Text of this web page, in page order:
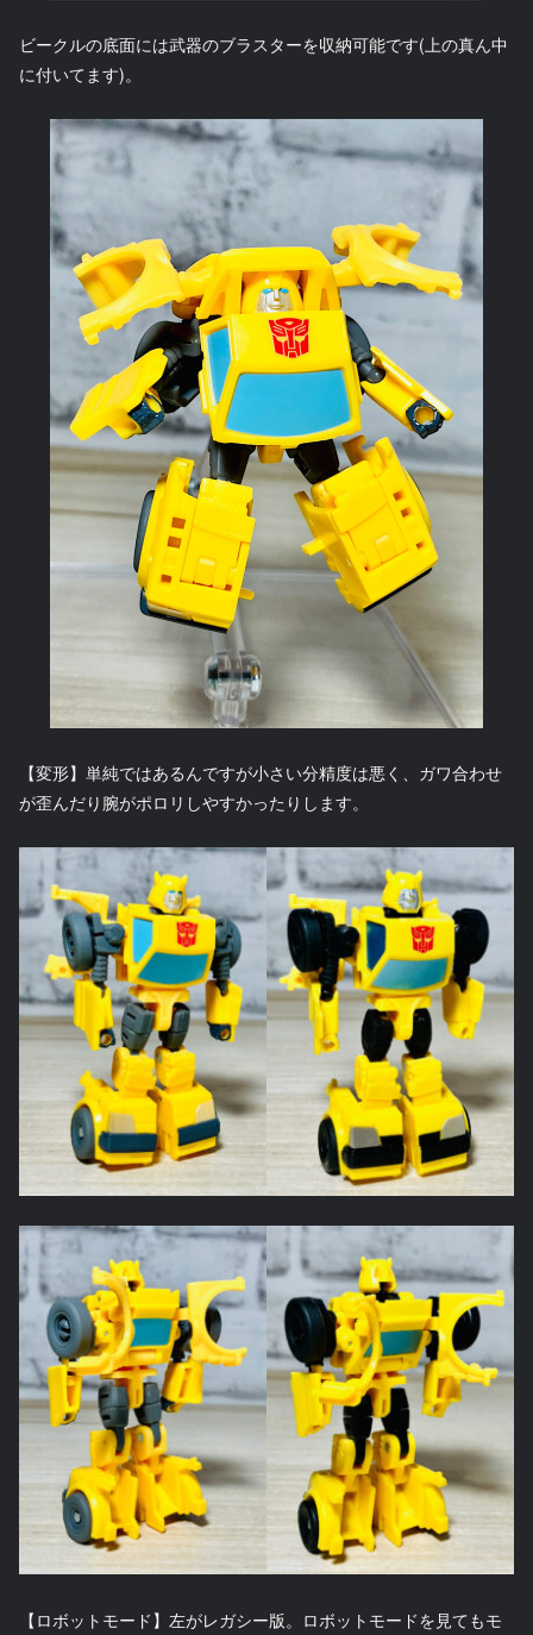
ビークルの底面には武器のブラスターを収納可能です(上の真ん中
に付いてます)。
【変形】単純ではあるんですが小さい分精度は悪く、ガワ合わせ
が歪んだり腕がポロリしやすかったりします。
【ロボットモード】左がレガシー版。ロボットモードを見てもモ